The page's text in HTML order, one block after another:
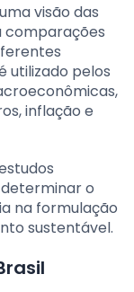
visão das
comparações
utilizado pelos
inflação e
determinar o
na formulação
sustentável.